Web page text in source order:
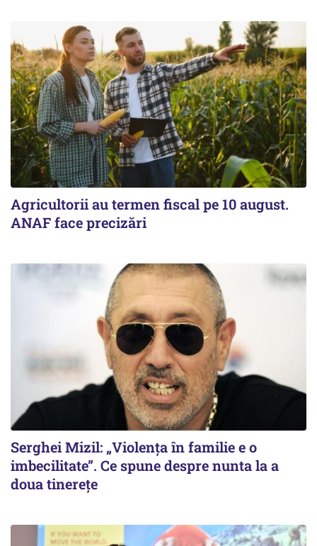
Agricultorii au termen fiscal pe 10 august.
ANAF face precizări
Serghei Mizil: „Violența în familie e o
imbecilitate”. Ce spune despre nunta la a
doua tinerețe